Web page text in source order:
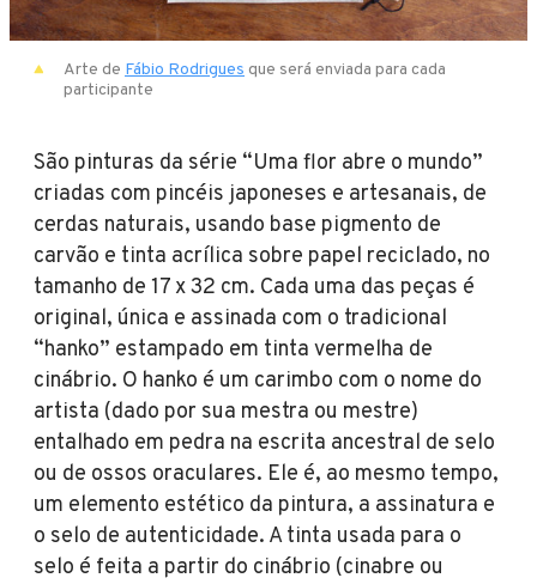
Arte de Fábio Rodrigues que será enviada para cada
participante
São pinturas da série “Uma flor abre o mundo”
criadas com pincéis japoneses e artesanais, de
cerdas naturais, usando base pigmento de
carvão e tinta acrílica sobre papel reciclado, no
tamanho de 17 x 32 cm. Cada uma das peças é
original, única e assinada com o tradicional
“hanko” estampado em tinta vermelha de
cinábrio. O hanko é um carimbo com o nome do
artista (dado por sua mestra ou mestre)
entalhado em pedra na escrita ancestral de selo
ou de ossos oraculares. Ele é, ao mesmo tempo,
um elemento estético da pintura, a assinatura e
o selo de autenticidade. A tinta usada para o
selo é feita a partir do cinábrio (cinabre ou